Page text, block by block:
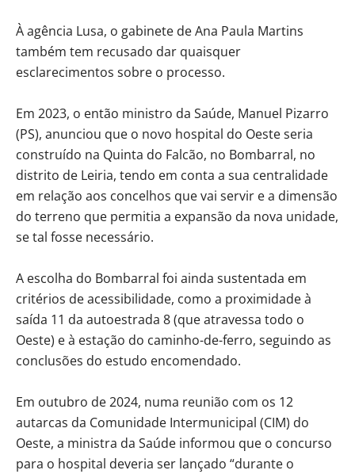
À agência Lusa, o gabinete de Ana Paula Martins
também tem recusado dar quaisquer
esclarecimentos sobre o processo.
Em 2023, o então ministro da Saúde, Manuel Pizarro
(PS), anunciou que o novo hospital do Oeste seria
construído na Quinta do Falcão, no Bombarral, no
distrito de Leiria, tendo em conta a sua centralidade
em relação aos concelhos que vai servir e a dimensão
do terreno que permitia a expansão da nova unidade,
se tal fosse necessário.
A escolha do Bombarral foi ainda sustentada em
critérios de acessibilidade, como a proximidade à
saída 11 da autoestrada 8 (que atravessa todo o
Oeste) e à estação do caminho-de-ferro, seguindo as
conclusões do estudo encomendado.
Em outubro de 2024, numa reunião com os 12
autarcas da Comunidade Intermunicipal (CIM) do
Oeste, a ministra da Saúde informou que o concurso
para o hospital deveria ser lançado “durante o